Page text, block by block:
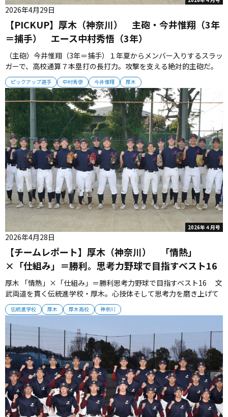
ピックアップ選手 中村秀悟 今井惟翔 厚木
【PICKUP】厚木（神奈川） 主砲・今井惟翔（3年
＝捕手） エース中村秀悟（3年）
2026年4月29日
（主砲）今井惟翔（3年＝捕手）１年夏からメンバー入りするスラッ
ガーで、高校通算７本塁打の長打力。攻撃を支える絶対的主砲だ。
（キーマン）岡本広大（3年＝遊撃手）広い守備エリアと堅実なグラ
ブさばきで守備を支えるショートストップ。攻守で役割を遂行する
キーマンだ。 （投手陣）蓑輪一翔（3年）中村秀悟（3年）野口琢磨
（3年）蓑...
2026年４月号
伝統進学校 厚木 厚木高校 神奈川
【チームレポート】厚木（神奈川） 「情熱」
×「仕組み」＝勝利。思考力野球で目指すベスト16
2026年4月28日
厚木 「情熱」×「仕組み」＝勝利思考力野球で目指すベスト16 文
武両道を貫く伝統進学校・厚木。心技体そして思考力を磨き上げて
2026年夏へ挑む。 ■目標達成のためのアプローチ 県下屈指の伝
統進学校・厚木は、2014、2016年夏にベスト16進出を果たすな
ど、クレバーな戦いをみせてきた。一昨年、昨年夏はともに３回戦
で...